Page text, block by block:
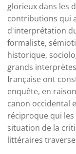
glorieux dans les
contributions qui
d'interprétation
formaliste,
historique,
grands
française ont
enquête, en
canon occidental
réciproque qui
situation de la
littéraires